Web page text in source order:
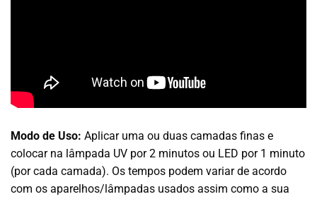
Modo de Uso: Aplicar uma ou duas camadas finas e
colocar na lâmpada UV por 2 minutos ou LED por 1 minuto
(por cada camada). Os tempos podem variar de acordo
com os aparelhos/lâmpadas usados assim como a sua